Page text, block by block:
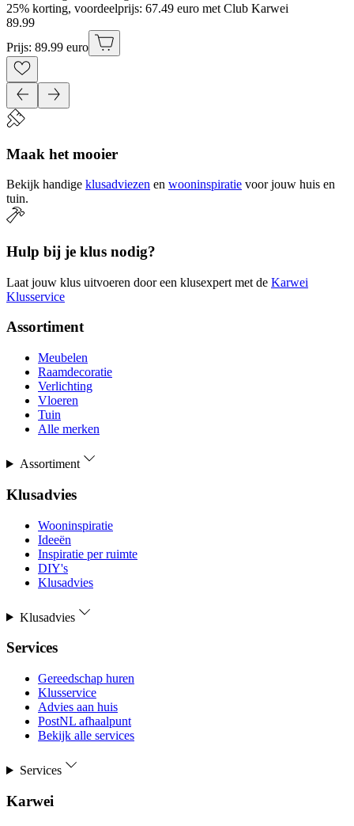
25% korting, voordeelprijs: 67.49 euro met Club Karwei
89.99
Prijs: 89.99 euro
Maak het mooier
Bekijk handige klusadviezen en wooninspiratie voor jouw huis en
tuin.
Hulp bij je klus nodig?
Laat jouw klus uitvoeren door een klusexpert met de Karwei
Klusservice
Assortiment
Meubelen
Raamdecoratie
Verlichting
Vloeren
Tuin
Alle merken
Assortiment
Klusadvies
Wooninspiratie
Ideeën
Inspiratie per ruimte
DIY's
Klusadvies
Klusadvies
Services
Gereedschap huren
Klusservice
Advies aan huis
PostNL afhaalpunt
Bekijk alle services
Services
Karwei